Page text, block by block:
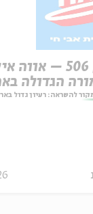
הגדולה
להשראה: רעיון גדול